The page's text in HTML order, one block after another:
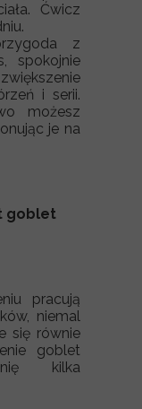
Ćwicz
z
spokojnie
i serii.
możesz
je na
goblet
pracują
niemal
się równie
goblet
kilka